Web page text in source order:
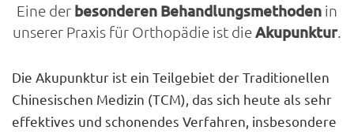
Eine der besonderen Behandlungsmethoden in
unserer Praxis für Orthopädie ist dieAkupunktur.
Die Akupunktur ist ein Teilgebiet der Traditionellen
Chinesischen Medizin (TCM), das sich heute als sehr
effektives und schonendes Verfahren, insbesondere